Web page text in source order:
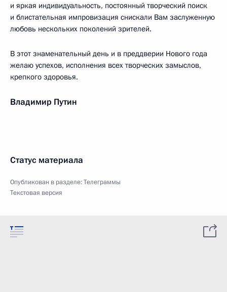
и яркая индивидуальность, постоянный творческий поиск
и блистательная импровизация снискали Вам заслуженную
любовь нескольких поколений зрителей.
В этот знаменательный день и в преддверии Нового года
желаю успехов, исполнения всех творческих замыслов,
крепкого здоровья.
Владимир Путин
Статус материала
Опубликован в разделе:Телеграммы
Текстовая версия